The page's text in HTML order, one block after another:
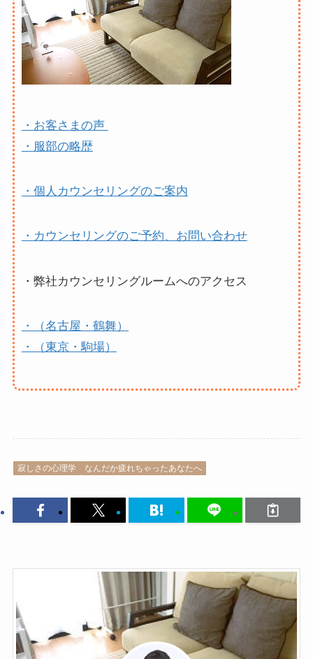
・お客さまの声
・服部の略歴
・個人カウンセリングのご案内
・カウンセリングのご予約、お問い合わせ
・弊社カウンセリングルームへのアクセス
・（名古屋・鶴舞）
・
（東京・駒場）
寂しさの心理学 なんだか疲れちゃったあなたへ